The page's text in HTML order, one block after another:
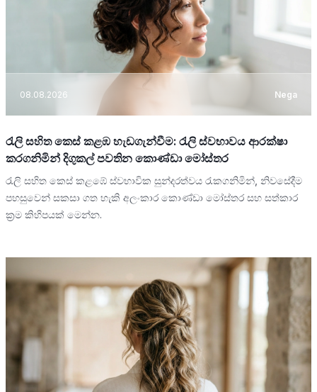
08.08.2026 Nega
රැලි සහිත කෙස් කළඹ හැඩගැන්වීම: රැලි ස්වභාවය ආරක්ෂා
කරගනිමින් දිගුකල් පවතින කොණ්ඩා මෝස්තර
රැලි සහිත කෙස් කළඹේ ස්වභාවික සුන්දරත්වය රැකගනිමින්, නිවසේදීම
පහසුවෙන් සකසා ගත හැකි අලංකාර කොණ්ඩා මෝස්තර සහ සත්කාර
ක්‍රම කිහිපයක් මෙන්න.